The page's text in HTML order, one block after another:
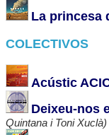
La princesa
COLECTIVOS
Acústic
Deixeu-nos
Quintana i Toni Xuclà)